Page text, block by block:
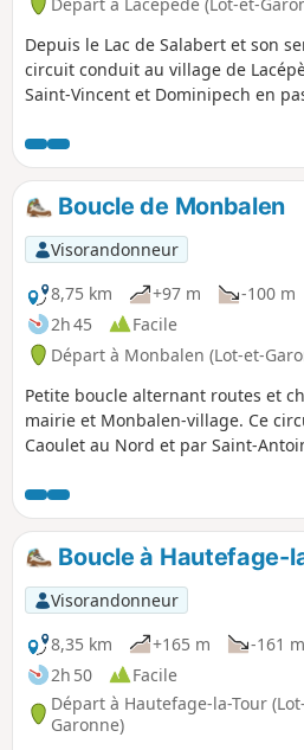
Depuis le Lac de Salabert et son
circuit conduit au village de
Saint-Vincent et Dominipech en
Boucle de Monbalen
Visorandonneur
8,75 km
+97 m
-100 m
2h 45
Facile
Départ à Monbalen (Lot-et-
Petite boucle alternant routes et
mairie et Monbalen-village. Ce
Caoulet au Nord et par Saint-
Boucle à Hautefage-
Visorandonneur
8,35 km
+165 m
-161 m
2h 50
Facile
Départ à Hautefage-la-Tour
Garonne)